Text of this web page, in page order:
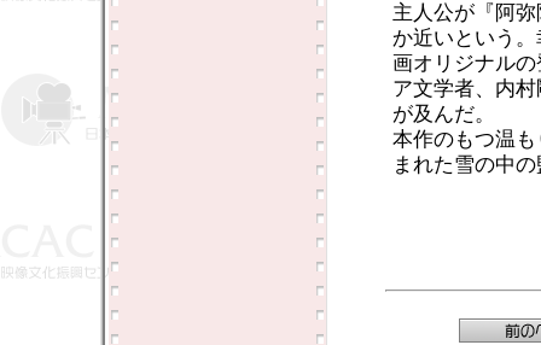
主人公が『阿
か近いという
画オリジナル
ア文学者、内
が及んだ。
本作のもつ温
まれた雪の中